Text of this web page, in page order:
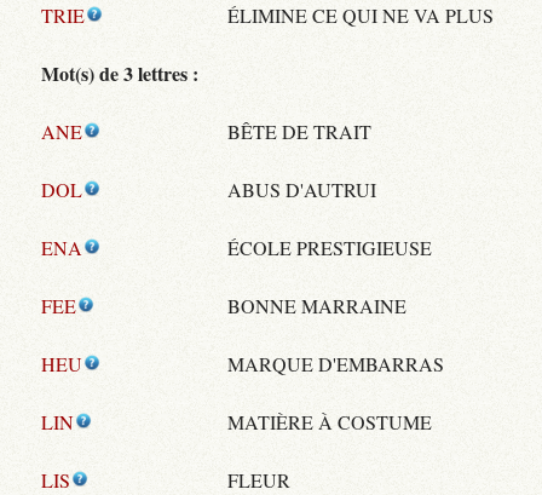
TRIE ÉLIMINE CE QUI NE VA PLUS
Mot(s) de 3 lettres :
ANE BÊTE DE TRAIT
DOL ABUS D'AUTRUI
ENA ÉCOLE PRESTIGIEUSE
FEE BONNE MARRAINE
HEU MARQUE D'EMBARRAS
LIN MATIÈRE À COSTUME
LIS FLEUR